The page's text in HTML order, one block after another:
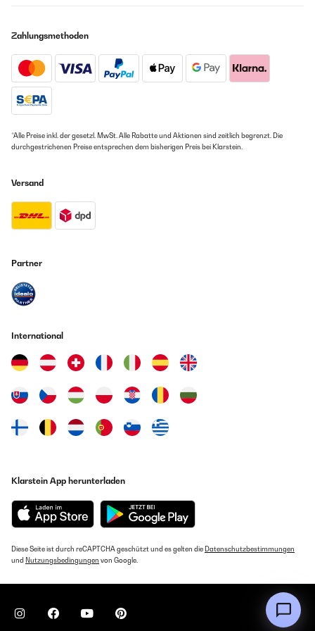
Zahlungsmethoden
*Alle Preise inkl. der gesetzl. MwSt. Alle Rabatte und Aktionen sind zeitlich begrenzt. Die
durchgestrichenen Preise entsprechen dem bisherigen Preis bei Klarstein.
Versand
Partner
International
Klarstein App herunterladen
Diese Seite ist durch reCAPTCHA geschützt und es gelten die Datenschutzbestimmungen
und Nutzungsbedingungen von Google.